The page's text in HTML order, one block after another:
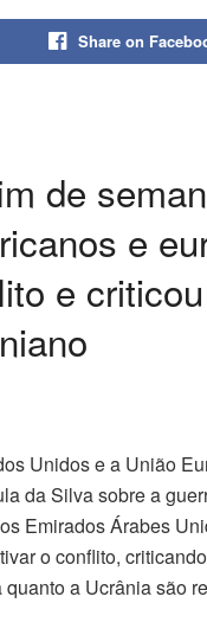
Share on
de
e
e
Unidos e a União
da Silva sobre a
Emirados Árabes
o conflito,
quanto a Ucrânia são